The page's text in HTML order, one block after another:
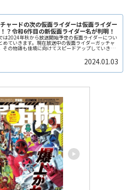
ャードの次の仮面ライダーは仮面ライダー
？令和6作目の新仮面ライダー名が判明！
は2024年秋から放送開始予定の仮面ライダーについ
めていきます。現在放送中の仮面ライダーガッチャ
その物語も佳境に向けてスピードアップしていきま
。そうなると次の仮面ライダーが何になるか気になる
2024.01.03